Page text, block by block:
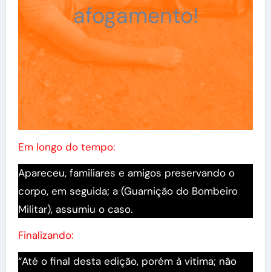
afogamento!
Em longo do tempo:
Apareceu, familiares e amigos preservando o
corpo, em seguida; a (Guarnição do Bombeiro
Militar), assumiu o caso.
Finalizando:
“Até o final desta edição, porém à vitima; não